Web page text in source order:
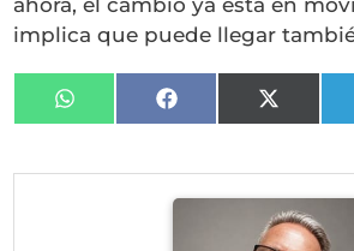
implica que puede llegar
Compartir
en
Compartir
en
en
(Twitter)